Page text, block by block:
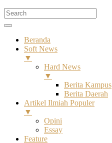
Beranda
Soft News
▼
Hard News
▼
Berita Kampus
Berita Daerah
Artikel Ilmiah Populer
▼
Opini
Essay
Feature